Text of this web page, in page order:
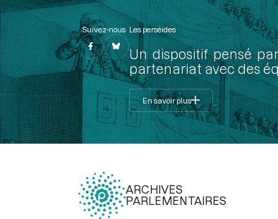
Suivez-nous Les perséides
Un dispositif pensé
partenariat avec des
En savoir plus
ARCHIVES
PARLEMENTAIRES